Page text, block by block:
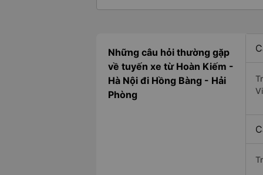
Những câu hỏi thường gặp
về tuyến xe từ Hoàn Kiếm -
Hà Nội đi Hồng Bàng - Hải
Phòng